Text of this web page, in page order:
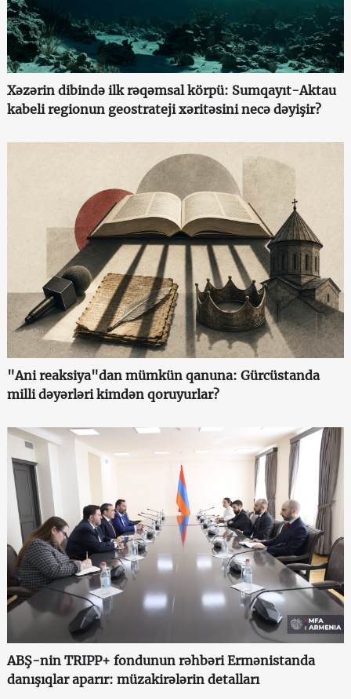
Xəzərin dibində ilk rəqəmsal körpü: Sumqayıt-Aktau
kabeli regionun geostrateji xəritəsini necə dəyişir?
"Ani reaksiya"dan mümkün qanuna: Gürcüstanda
milli dəyərləri kimdən qoruyurlar?
ABŞ-nin TRIPP+ fondunun rəhbəri Ermənistanda
danışıqlar aparır: müzakirələrin detalları